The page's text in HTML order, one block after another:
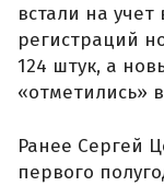
встали на учет
регистраций
124 штук, а
«отметились»
Ранее Сергей
первого